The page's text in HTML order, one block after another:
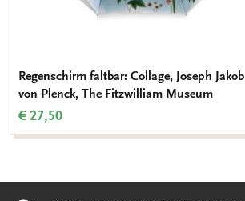
Regenschirm faltbar: Collage, Joseph Jakob
von Plenck, The Fitzwilliam Museum
€ 27,50